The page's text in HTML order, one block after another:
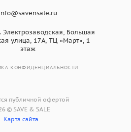
Электрозаводская, Большая
улица, 17А, ТЦ «Март», 1
этаж
КОНФИДЕНЦИАЛЬНОСТИ
публичной офертой
© SAVE & SALE
Карта сайта